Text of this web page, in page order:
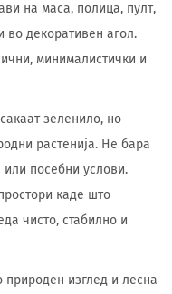
на маса, полица, пулт,
во декоративен агол.
минималистички и
зеленило, но
растенија. Не бара
посебни услови.
каде што
чисто, стабилно и
природен изглед и лесна